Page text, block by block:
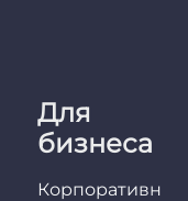
Для
бизнеса
Корпоративн